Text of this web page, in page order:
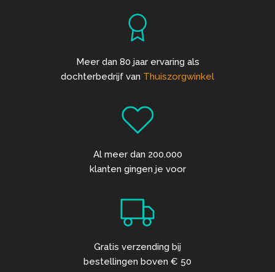
Meer dan 80 jaar ervaring als
dochterbedrijf van Thuiszorgwinkel
Al meer dan 200.000
klanten gingen je voor
Gratis verzending bij
bestellingen boven € 50